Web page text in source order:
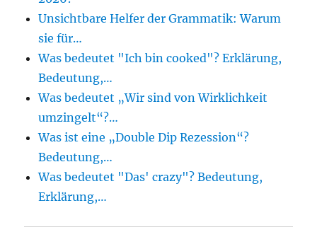
Unsichtbare Helfer der Grammatik: Warum
sie für…
Was bedeutet "Ich bin cooked"? Erklärung,
Bedeutung,…
Was bedeutet „Wir sind von Wirklichkeit
umzingelt“?…
Was ist eine „Double Dip Rezession“?
Bedeutung,…
Was bedeutet "Das' crazy"? Bedeutung,
Erklärung,…